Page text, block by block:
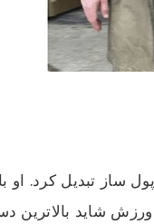
ساز تبدیل کرد.
شاید بالاترین